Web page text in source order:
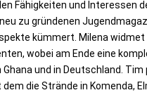
Fähigkeiten und Interessen
zu gründenen
kümmert. Milena widmet
wobei am Ende eine
und in Deutschland.
die Strände in Komenda,